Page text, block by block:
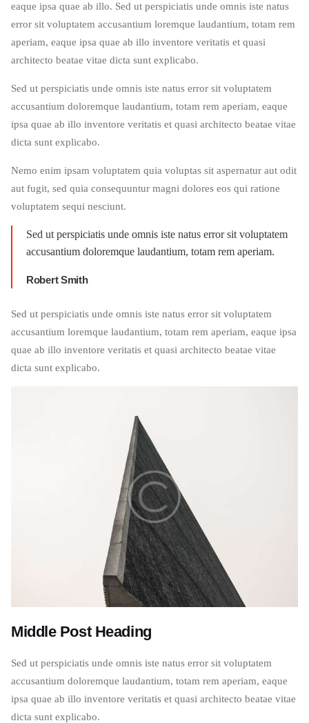
eaque ipsa quae ab illo. Sed ut perspiciatis unde omnis iste natus
error sit voluptatem accusantium loremque laudantium, totam rem
aperiam, eaque ipsa quae ab illo inventore veritatis et quasi
architecto beatae vitae dicta sunt explicabo.
Sed ut perspiciatis unde omnis iste natus error sit voluptatem
accusantium doloremque laudantium, totam rem aperiam, eaque
ipsa quae ab illo inventore veritatis et quasi architecto beatae vitae
dicta sunt explicabo.
Nemo enim ipsam voluptatem quia voluptas sit aspernatur aut odit
aut fugit, sed quia consequuntur magni dolores eos qui ratione
voluptatem sequi nesciunt.
Sed ut perspiciatis unde omnis iste natus error sit voluptatem
accusantium doloremque laudantium, totam rem aperiam.
Robert Smith
Sed ut perspiciatis unde omnis iste natus error sit voluptatem
accusantium loremque laudantium, totam rem aperiam, eaque ipsa
quae ab illo inventore veritatis et quasi architecto beatae vitae
dicta sunt explicabo.
Middle Post Heading
Sed ut perspiciatis unde omnis iste natus error sit voluptatem
accusantium doloremque laudantium, totam rem aperiam, eaque
ipsa quae ab illo inventore veritatis et quasi architecto beatae vitae
dicta sunt explicabo.